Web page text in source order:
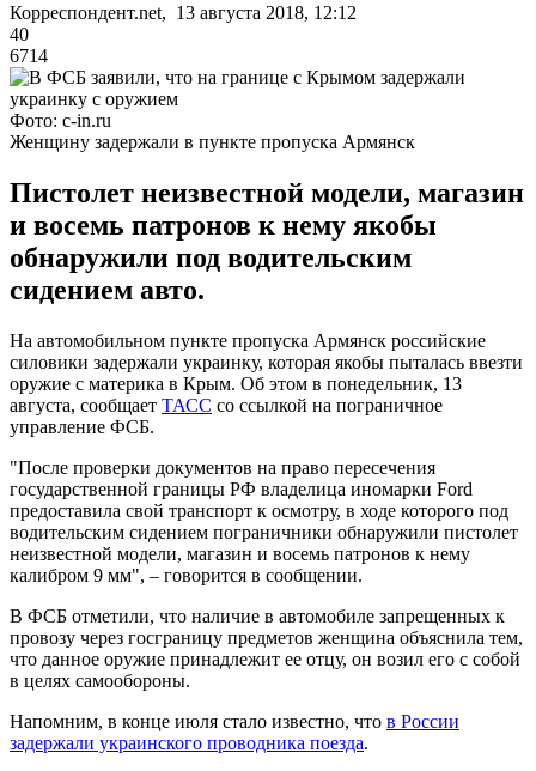
Корреспондент.net, 13 августа 2018, 12:12
40
6714
Фото: c-in.ru
Женщину задержали в пункте пропуска Армянск
Пистолет неизвестной модели, магазин
и восемь патронов к нему якобы
обнаружили под водительским
сидением авто.
На автомобильном пункте пропуска Армянск российские
силовики задержали украинку, которая якобы пыталась ввезти
оружие с материка в Крым. Об этом в понедельник, 13
августа, сообщает ТАСС со ссылкой на пограничное
управление ФСБ.
"После проверки документов на право пересечения
государственной границы РФ владелица иномарки Ford
предоставила свой транспорт к осмотру, в ходе которого под
водительским сидением пограничники обнаружили пистолет
неизвестной модели, магазин и восемь патронов к нему
калибром 9 мм", – говорится в сообщении.
В ФСБ отметили, что наличие в автомобиле запрещенных к
провозу через госграницу предметов женщина объяснила тем,
что данное оружие принадлежит ее отцу, он возил его с собой
в целях самообороны.
Напомним, в конце июля стало известно, что в России
задержали украинского проводника поезда.